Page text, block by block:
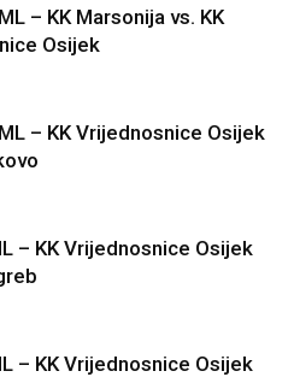
– KK Marsonija vs. KK
Osijek
– KK Vrijednosnice Osijek
– KK Vrijednosnice Osijek
– KK Vrijednosnice Osijek